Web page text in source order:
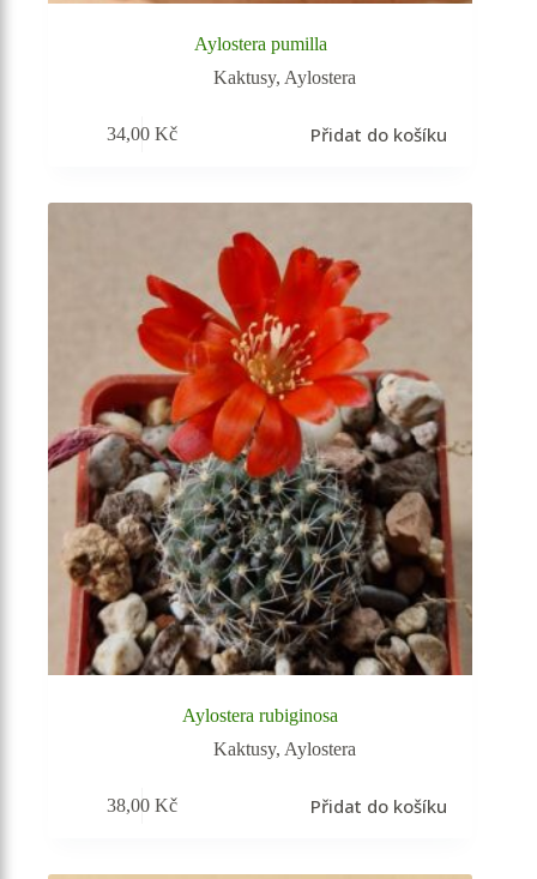
Aylostera pumilla
Kaktusy, Aylostera
34,00Kč Přidat do košíku
Aylostera rubiginosa
Kaktusy, Aylostera
38,00Kč Přidat do košíku